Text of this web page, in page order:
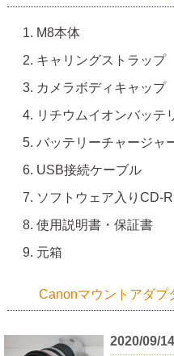
M8本体
キャリングストラップ
カメラボディキャップ
リチウムイオンバッテ
バッテリーチャージャ
USB接続ケーブル
ソフトウェア入りCD-R
使用説明書・保証書
元箱
Canonマウントアダプ
2020/09/14